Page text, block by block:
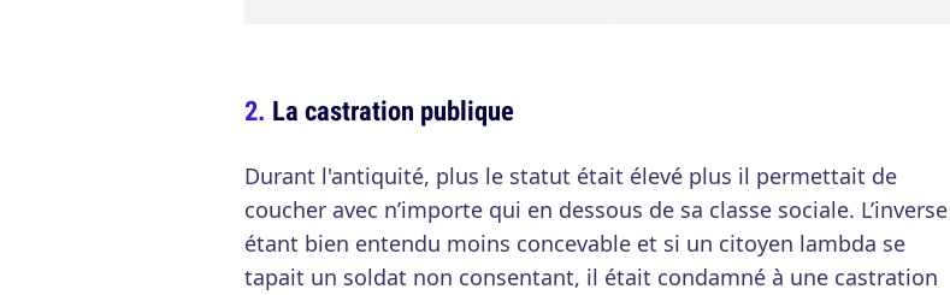
La castration publique
Durant l'antiquité, plus le statut était élevé plus il permettait de
coucher avec n’importe qui en dessous de sa classe sociale. L’inverse
étant bien entendu moins concevable et si un citoyen lambda se
tapait un soldat non consentant, il était condamné à une castration